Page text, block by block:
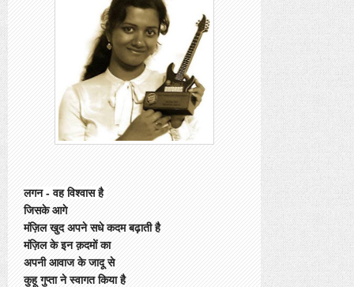
लगन - वह विश्वास है
जिसके आगे
मंज़िल खुद अपने सधे कदम बढ़ाती है
मंज़िल के इन क़दमों का
अपनी आवाज के जादू से
कुहू गुप्ता ने स्वागत किया है